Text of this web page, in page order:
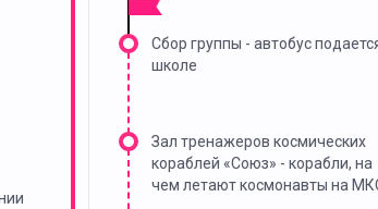
Сбор группы - автобус
школе
Зал тренажеров космических
кораблей «Союз» - корабли, на
чем летают космонавты на